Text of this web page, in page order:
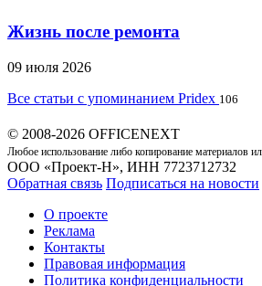
Жизнь после ремонта
09 июля 2026
Все статьи с упоминанием Pridex 106
© 2008-2026 OFFICENEXT
Любое использование либо копирование материалов
ООО «Проект-Н», ИНН 7723712732
Обратная связь Подписаться на новости
О проекте
Реклама
Контакты
Правовая информация
Политика конфиденциальности